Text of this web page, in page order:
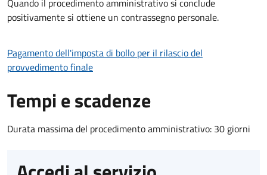
positivamente si ottiene un contrassegno personale.
Pagamento dell'imposta di bollo per il rilascio del
provvedimento finale
Tempi e scadenze
Durata massima del procedimento amministrativo: 30 giorni